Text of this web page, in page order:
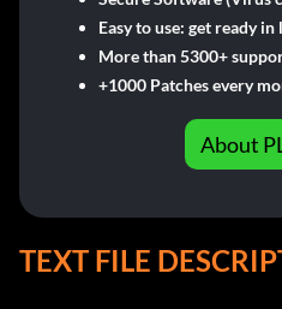
Easy to use: get ready in
More than 5300+
+1000 Patches every
About
TEXT FILE